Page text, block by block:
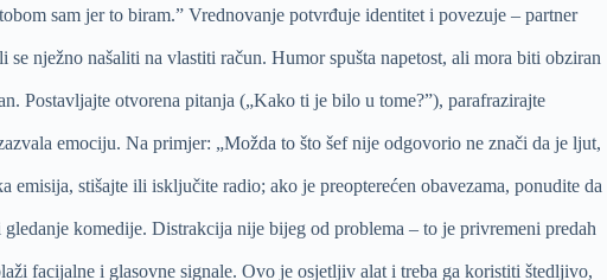
sam jer to biram.” Vrednovanje potvrđuje identitet i povezuje – partner
nježno našaliti na vlastiti račun. Humor spušta napetost, ali mora biti obziran
Postavljajte otvorena pitanja („Kako ti je bilo u tome?”), parafrazirajte
emociju. Na primjer: „Možda to što šef nije odgovorio ne znači da je ljut,
stišajte ili isključite radio; ako je preopterećen obavezama, ponudite da
komedije. Distrakcija nije bijeg od problema – to je privremeni predah
facijalne i glasovne signale. Ovo je osjetljiv alat i treba ga koristiti štedljivo,